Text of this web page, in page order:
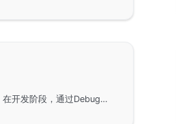
在GoFrame框架中使用ORM高级特性的调试模式。在开发阶段，通过Debug配置文件配置项或SetDebug配置方式，可以开启调试模式，使数据库SQL操作语句以DEBUG级别输出到终端或日志文件中，便于开发者进行问题排查和性能优化。